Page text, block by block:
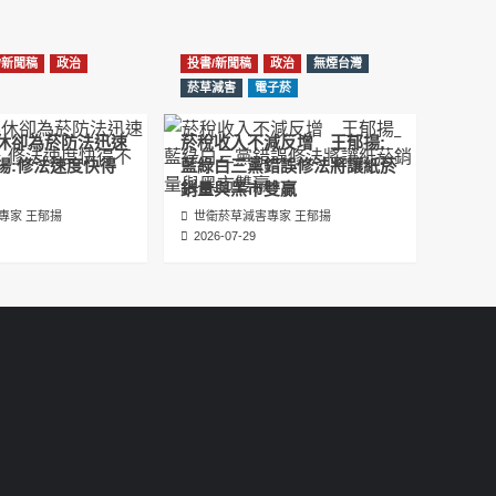
邊緣化科學：WHO對菸草減害策略的背離 ft.世
2025-05-17
電子菸倡議聖經 衛福部隱匿的菸草減害歷史
（Google NotebookLM 中文PODCAST）
ที่ซ่อนเร้นของการลดอันตรายจากบุหรี่โดย
聞稿
政治
卻為菸防法迅速
修法速度快得
家 王郁揚
投書/新聞稿 政治
無煙台灣
菸草減害
電子菸
菸稅收入不減反增 王郁揚:
藍綠白三黨錯誤修法將讓紙菸
銷量與黑市雙贏
世衛菸草減害專家 王郁揚
2026-07-29